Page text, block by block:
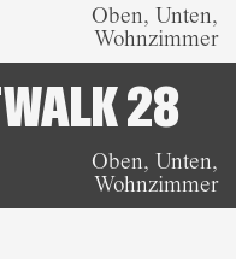
Oben, Unten,
Wohnzimmer
28
Oben, Unten,
Wohnzimmer